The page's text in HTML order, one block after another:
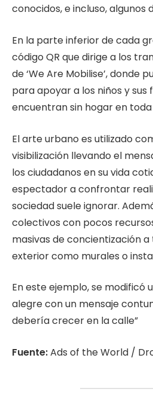
conocidos, e incluso, algunos
En la parte inferior de cada
código QR que dirige a los
de ‘We Are Mobilise’, donde
para apoyar a los niños y sus
encuentran sin hogar en toda
El arte urbano es utilizado
visibilización llevando el
los ciudadanos en su vida
espectador a confrontar
sociedad suele ignorar.
colectivos con pocos
masivas de concientización
exterior como murales o
En este ejemplo, se modificó
alegre con un mensaje
debería crecer en la calle”
Fuente:Ads of the World /